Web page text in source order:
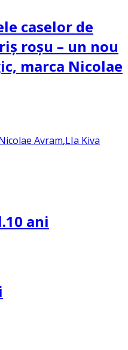
caselor de
roșu – un nou
marca Nicolae
Avram,LIa Kiva
ani